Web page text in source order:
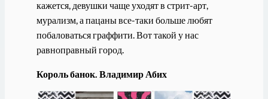
кажется, девушки чаще уходят в стрит-арт,
мурализм, а пацаны все-таки больше любят
побаловаться граффити. Вот такой у нас
равноправный город.
Король банок. Владимир Абих